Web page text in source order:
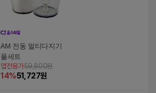
AM 전동 멀티다지기
풀세트
앱전용가59,800원
14%51,727원